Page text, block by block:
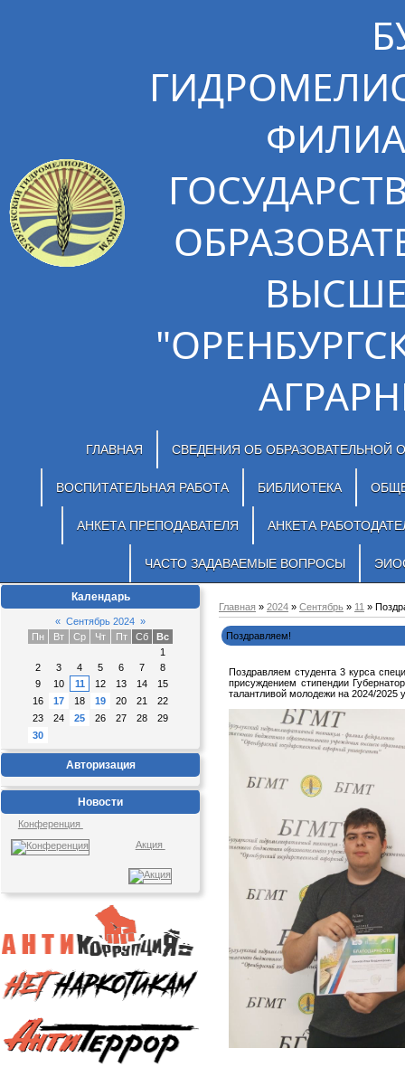
ГЛАВНАЯ СВЕДЕНИЯ ОБ ОБРАЗОВАТЕЛЬНОЙ
ВОСПИТАТЕЛЬНАЯ РАБОТА БИБЛИОТЕКА
АНКЕТА ПРЕПОДАВАТЕЛЯ АНКЕТА
ЧАСТО ЗАДАВАЕМЫЕ ВОПРОСЫ
Календарь
« Сентябрь 2024 »
Пн
Вт Ср Чт Пт Сб
Вс
1
2
3 4 5 6 7
8
9
10 11 12 13 14
15
16
17 18 19 20 21
22
23
24 25 26 27 28
29
30
Авторизация
Новости
Конференция
Акция
Главная » 2024 » Сентябрь » 11 »
Поздравляем!
Поздравляем студента 3 курса
присуждением стипендии
талантливой молодежи на 2024/2025